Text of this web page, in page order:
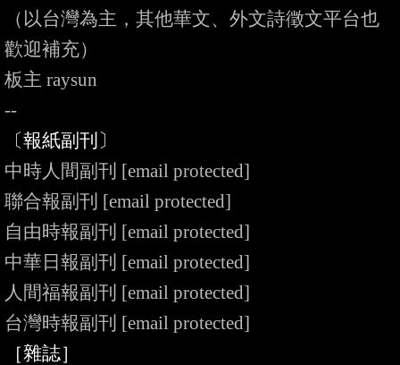
（以台灣為主，其他華文、外文詩徵文平台也
歡迎補充）
板主 raysun
〔報紙副刊〕
中時人間副刊 [email protected]
聯合報副刊 [email protected]
自由時報副刊 [email protected]
中華日報副刊 [email protected]
人間福報副刊 [email protected]
台灣時報副刊 [email protected]
［雜誌］